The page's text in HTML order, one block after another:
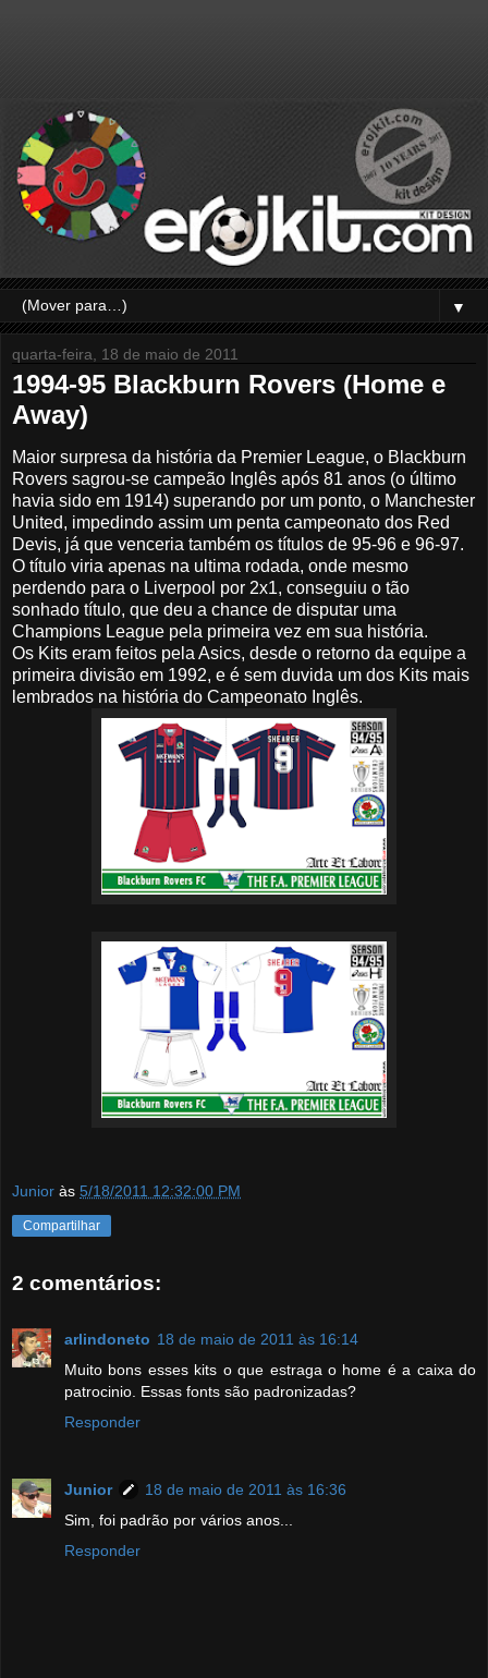
▼
quarta-feira, 18 de maio de 2011
1994-95 Blackburn Rovers (Home e
Away)
Maior surpresa da história da Premier League, o Blackburn
Rovers sagrou-se campeão Inglês após 81 anos (o último
havia sido em 1914) superando por um ponto, o Manchester
United, impedindo assim um penta campeonato dos Red
Devis, já que venceria também os títulos de 95-96 e 96-97.
O título viria apenas na ultima rodada, onde mesmo
perdendo para o Liverpool por 2x1, conseguiu o tão
sonhado título, que deu a chance de disputar uma
Champions League pela primeira vez em sua história.
Os Kits eram feitos pela Asics, desde o retorno da equipe a
primeira divisão em 1992, e é sem duvida um dos Kits mais
lembrados na história do Campeonato Inglês.
Junior às 5/18/2011 12:32:00 PM
Compartilhar
2 comentários:
arlindoneto 18 de maio de 2011 às 16:14
Muito bons esses kits o que estraga o home é a caixa do
patrocinio. Essas fonts são padronizadas?
Responder
Junior
18 de maio de 2011 às 16:36
Sim, foi padrão por vários anos...
Responder